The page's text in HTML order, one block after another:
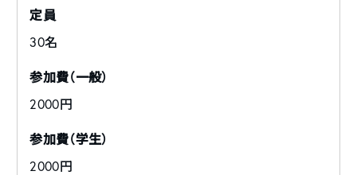
定員
30名
参加費（一般）
2000円
参加費（学生）
2000円